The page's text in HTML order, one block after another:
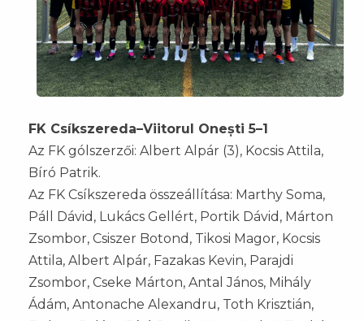
FK Csíkszereda–Viitorul Onești 5–1
Az FK gólszerzői: Albert Alpár (3), Kocsis Attila,
Bíró Patrik.
Az FK Csíkszereda összeállítása: Marthy Soma,
Páll Dávid, Lukács Gellért, Portik Dávid, Márton
Zsombor, Csiszer Botond, Tikosi Magor, Kocsis
Attila, Albert Alpár, Fazakas Kevin, Parajdi
Zsombor, Cseke Márton, Antal János, Mihály
Ádám, Antonache Alexandru, Toth Krisztián,